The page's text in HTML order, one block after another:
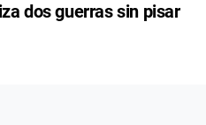
dos guerras sin pisar